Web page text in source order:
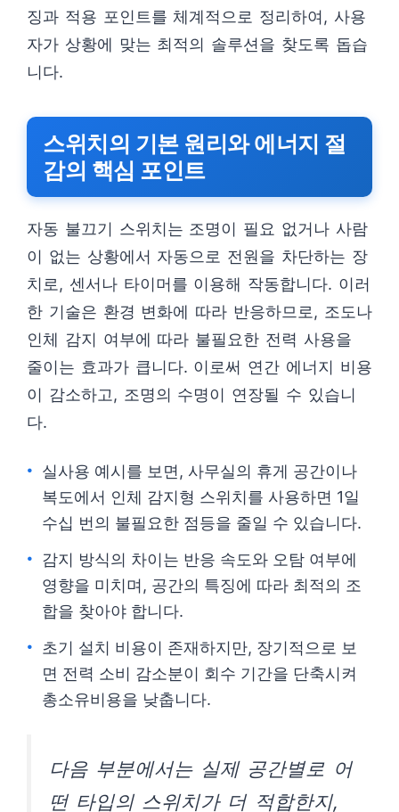
징과 적용 포인트를 체계적으로 정리하여, 사용
자가 상황에 맞는 최적의 솔루션을 찾도록 돕습
니다.
스위치의 기본 원리와 에너지 절
감의 핵심 포인트
자동 불끄기 스위치는 조명이 필요 없거나 사람
이 없는 상황에서 자동으로 전원을 차단하는 장
치로, 센서나 타이머를 이용해 작동합니다. 이러
한 기술은 환경 변화에 따라 반응하므로, 조도나
인체 감지 여부에 따라 불필요한 전력 사용을
줄이는 효과가 큽니다. 이로써 연간 에너지 비용
이 감소하고, 조명의 수명이 연장될 수 있습니
다.
실사용 예시를 보면, 사무실의 휴게 공간이나
복도에서 인체 감지형 스위치를 사용하면 1일
수십 번의 불필요한 점등을 줄일 수 있습니다.
감지 방식의 차이는 반응 속도와 오탐 여부에
영향을 미치며, 공간의 특징에 따라 최적의 조
합을 찾아야 합니다.
초기 설치 비용이 존재하지만, 장기적으로 보
면 전력 소비 감소분이 회수 기간을 단축시켜
총소유비용을 낮춥니다.
다음 부분에서는 실제 공간별로 어
떤 타입의 스위치가 더 적합한지,